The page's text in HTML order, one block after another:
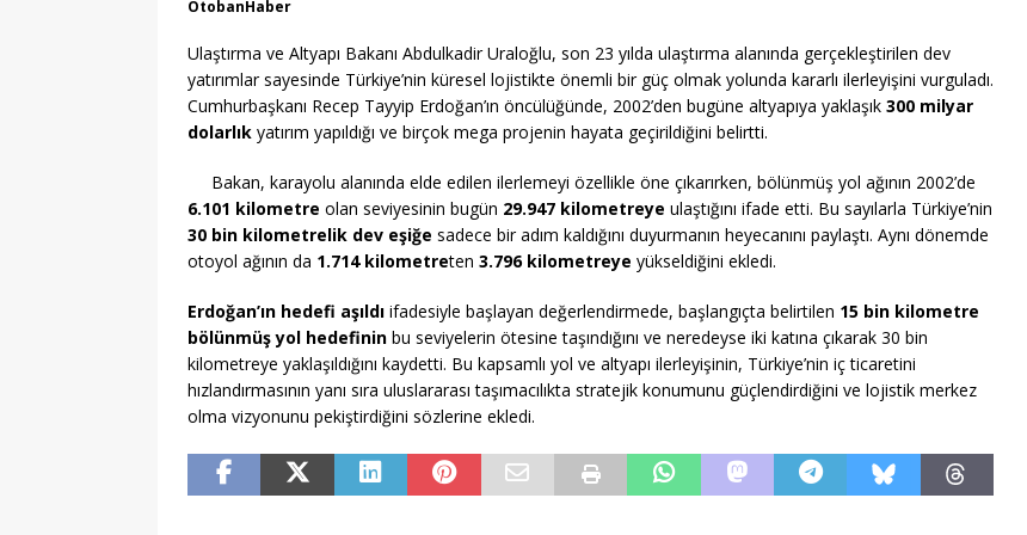
OtobanHaber
Ulaştırma ve Altyapı Bakanı Abdulkadir Uraloğlu, son 23 yılda ulaştırma alanında gerçekleştirilen dev
yatırımlar sayesinde Türkiye’nin küresel lojistikte önemli bir güç olmak yolunda kararlı ilerleyişini vurguladı.
Cumhurbaşkanı Recep Tayyip Erdoğan’ın öncülüğünde, 2002’den bugüne altyapıya yaklaşık 300 milyar
dolarlık yatırım yapıldığı ve birçok mega projenin hayata geçirildiğini belirtti.
Bakan, karayolu alanında elde edilen ilerlemeyi özellikle öne çıkarırken, bölünmüş yol ağının 2002’de
6.101 kilometre olan seviyesinin bugün 29.947 kilometreye ulaştığını ifade etti. Bu sayılarla Türkiye’nin
30 bin kilometrelik dev eşiğe sadece bir adım kaldığını duyurmanın heyecanını paylaştı. Aynı dönemde
otoyol ağının da 1.714 kilometreten 3.796 kilometreye yükseldiğini ekledi.
Erdoğan’ın hedefi aşıldı ifadesiyle başlayan değerlendirmede, başlangıçta belirtilen 15 bin kilometre
bölünmüş yol hedefinin bu seviyelerin ötesine taşındığını ve neredeyse iki katına çıkarak 30 bin
kilometreye yaklaşıldığını kaydetti. Bu kapsamlı yol ve altyapı ilerleyişinin, Türkiye’nin iç ticaretini
hızlandırmasının yanı sıra uluslararası taşımacılıkta stratejik konumunu güçlendirdiğini ve lojistik merkez
olma vizyonunu pekiştirdiğini sözlerine ekledi.